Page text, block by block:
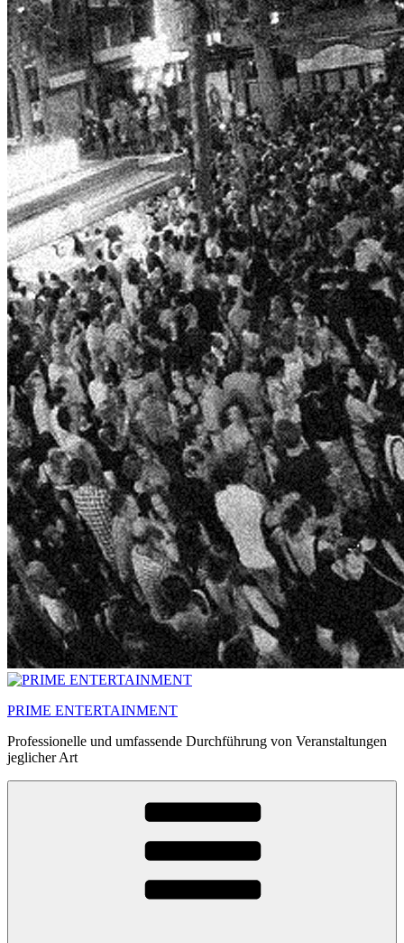
PRIME ENTERTAINMENT
Professionelle und umfassende Durchführung von Veranstaltungen
jeglicher Art